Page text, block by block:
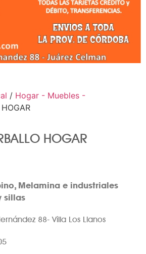
/ Hogar - Muebles -
HOGAR
Melamina e industriales
sillas
88- Villa Los Llanos